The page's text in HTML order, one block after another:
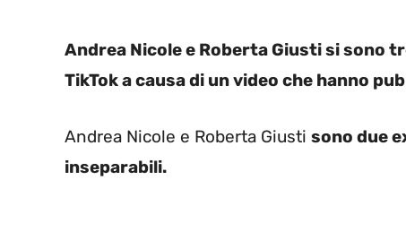
Andrea Nicole e Roberta Giusti si sono
TikTok a causa di un video che hanno
Andrea Nicole e Roberta Giusti sono due
inseparabili.